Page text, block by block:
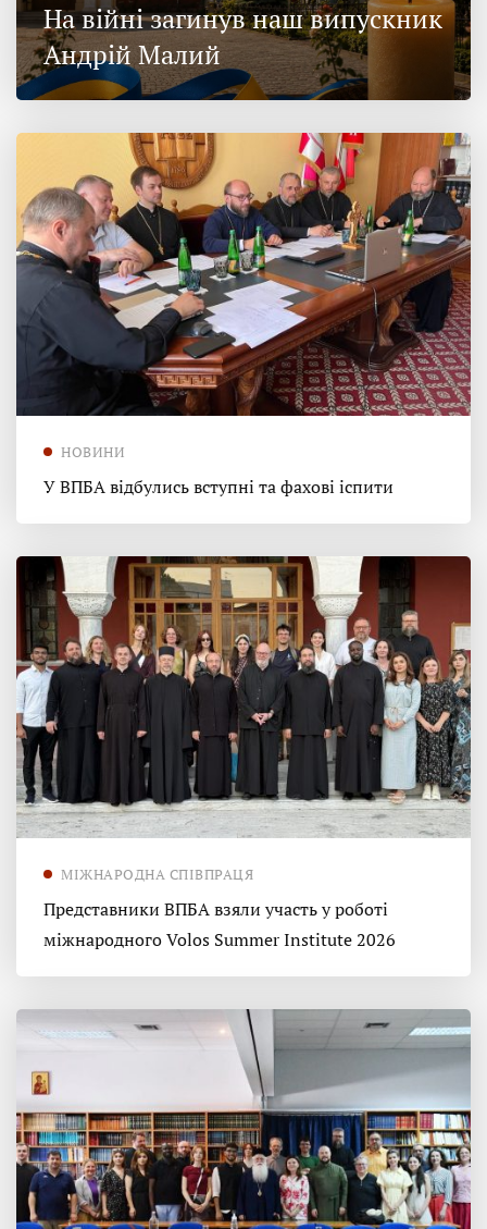
На війні загинув наш випускник
Андрій Малий
НОВИНИ
У ВПБА відбулись вступні та фахові іспити
МІЖНАРОДНА СПІВПРАЦЯ
Представники ВПБА взяли участь у роботі
міжнародного Volos Summer Institute 2026